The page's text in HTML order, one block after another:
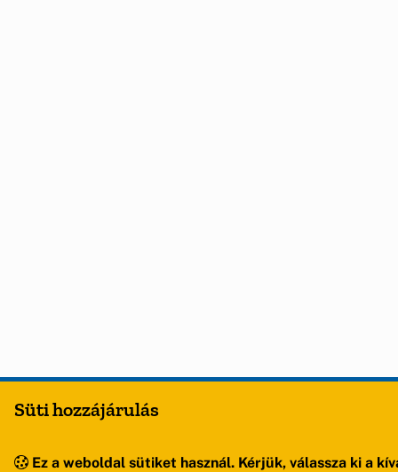
Süti hozzájárulás
Ez a weboldal sütiket használ. Kérjük, válassza ki a